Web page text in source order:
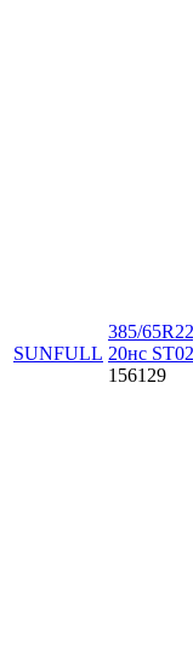
SUNFULL
385/
20нс
156129